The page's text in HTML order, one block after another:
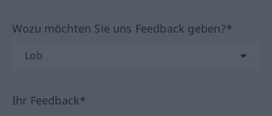
Wozu möchten Sie uns Feedback geben?*
Ihr Feedback*